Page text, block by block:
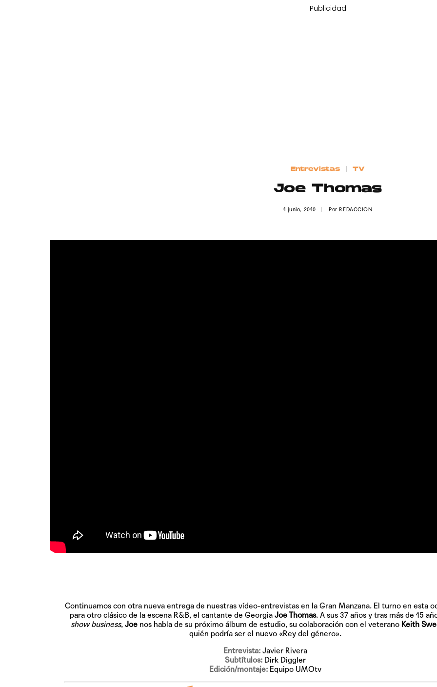
Publicidad
Entrevistas TV
Joe Thomas
1 junio, 2010 PorREDACCION
Continuamos con otra nueva entrega de nuestras vídeo-entrevistas en la Gran Manzana. El turno en esta
para otro clásico de la escena R&B, el cantante de GeorgiaJoe Thomas. A sus 37 años y tras más de 15
show business,Joe nos habla de su próximo álbum de estudio, su colaboración con el veterano Keith
quién podría ser el nuevo «Rey del género».
Entrevista:Javier Rivera
Subtítulos: Dirk Diggler
Edición/montaje: Equipo UMOtv